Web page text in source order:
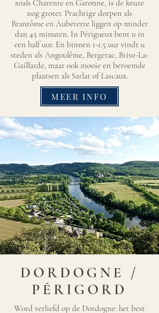
zoals Charente en Garonne, is de keuze
nog groter. Prachtige dorpen als
Brantôme en Aubeterre liggen op minder
dan 45 minuten. In Périgueux bent u in
een half uur. En binnen 1-1.5 uur vindt u
steden als Angoulême, Bergerac, Brive-La-
Gaillarde, maar ook mooie en beroemde
plaatsen als Sarlat of Lascaux.
MEER INFO
DORDOGNE /
PÉRIGORD
Word verliefd op de Dordogne: het best